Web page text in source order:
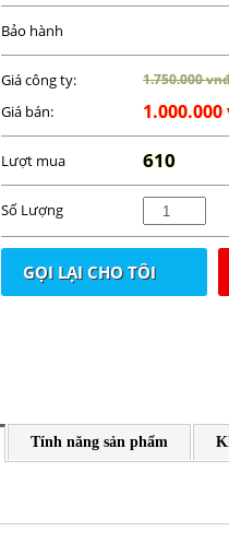
Bảo hành
Giá công ty: 1.750.000
Giá bán:
Lượt mua 610
Số Lượng
GỌI LẠI CHO TÔI
Tính năng sản phẩm